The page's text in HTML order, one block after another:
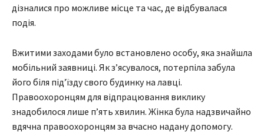
дізналися про можливе місце та час, де відбувалася
подія.
Вжитими заходами було встановлено особу, яка знайшла
мобільний заявниці. Як з’ясувалося, потерпіла забула
його біля під’їзду свого будинку на лавці.
Правоохоронцям для відпрацювання виклику
знадобилося лише п’ять хвилин. Жінка була надзвичайно
вдячна правоохоронцям за вчасно надану допомогу.